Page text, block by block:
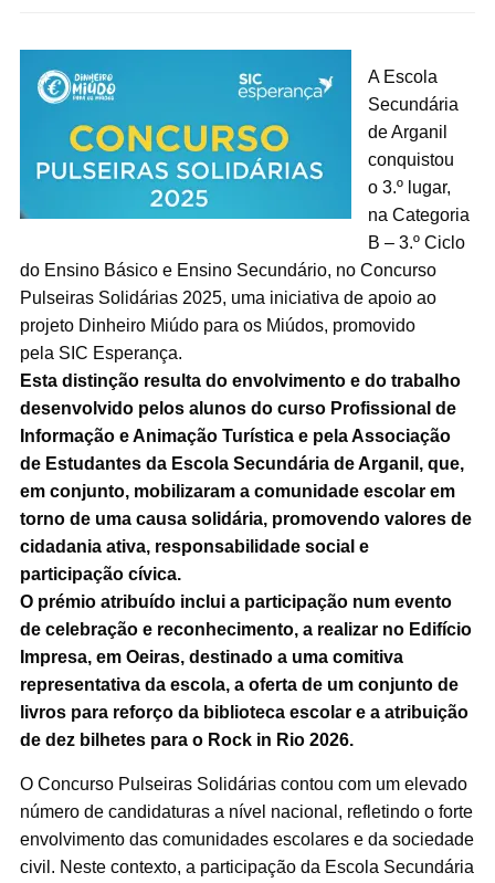
A Escola
Secundária
de Arganil
conquistou
o 3.º lugar,
na Categoria
B – 3.º Ciclo
do Ensino Básico e Ensino Secundário, no Concurso
Pulseiras Solidárias 2025, uma iniciativa de apoio ao
projeto Dinheiro Miúdo para os Miúdos, promovido
pela SIC Esperança.
Esta distinção resulta do envolvimento e do trabalho
desenvolvido pelos alunos do curso Profissional de
Informação e Animação Turística e pela Associação
de Estudantes da Escola Secundária de Arganil, que,
em conjunto, mobilizaram a comunidade escolar em
torno de uma causa solidária, promovendo valores de
cidadania ativa, responsabilidade social e
participação cívica.
O prémio atribuído inclui a participação num evento
de celebração e reconhecimento, a realizar no Edifício
Impresa, em Oeiras, destinado a uma comitiva
representativa da escola, a oferta de um conjunto de
livros para reforço da biblioteca escolar e a atribuição
de dez bilhetes para o Rock in Rio 2026.
O Concurso Pulseiras Solidárias contou com um elevado
número de candidaturas a nível nacional, refletindo o forte
envolvimento das comunidades escolares e da sociedade
civil. Neste contexto, a participação da Escola Secundária